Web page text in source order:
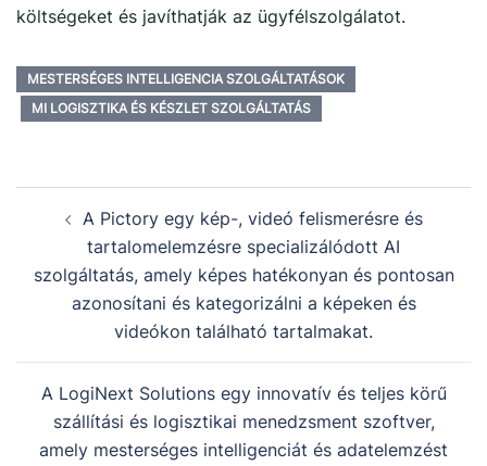
költségeket és javíthatják az ügyfélszolgálatot.
MESTERSÉGES INTELLIGENCIA SZOLGÁLTATÁSOK
MI LOGISZTIKA ÉS KÉSZLET SZOLGÁLTATÁS
A Pictory egy kép-, videó felismerésre és
tartalomelemzésre specializálódott AI
szolgáltatás, amely képes hatékonyan és pontosan
azonosítani és kategorizálni a képeken és
videókon található tartalmakat.
A LogiNext Solutions egy innovatív és teljes körű
szállítási és logisztikai menedzsment szoftver,
amely mesterséges intelligenciát és adatelemzést